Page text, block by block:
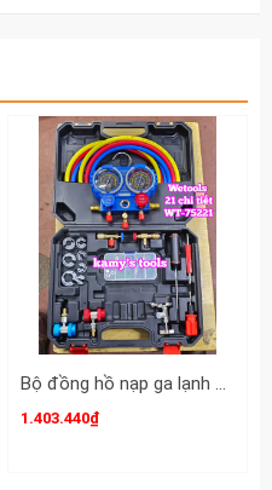
Bộ đồng hồ nạp ga lạnh điều hòa ô tô R134A R410A R22 R404A Wetools 21 chi tiết WT-75221
1.403.440₫